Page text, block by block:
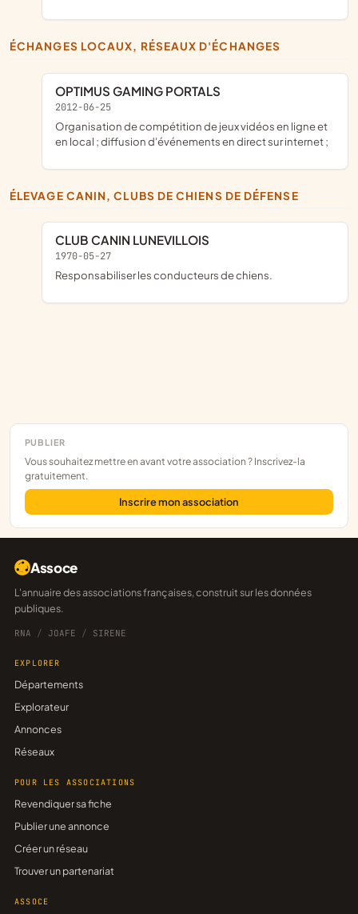
PUBLIER
Vous souhaitez mettre en avant votre association ? Inscrivez-la
gratuitement.
Inscrire mon association
ÉCHANGES LOCAUX, RÉSEAUX D'ÉCHANGES
OPTIMUS GAMING PORTALS
2012-06-25
organisation de compétition de jeux vidéos en ligne et
en local ; diffusion d'événements en direct sur internet ;
ÉLEVAGE CANIN, CLUBS DE CHIENS DE DÉFENSE
CLUB CANIN LUNEVILLOIS
1970-05-27
Responsabiliser les conducteurs de chiens.
Assoce
L'annuaire des associations françaises, construit sur les données
publiques.
RNA / JOAFE / SIRENE
EXPLORER
Départements
Explorateur
Annonces
Réseaux
POUR LES ASSOCIATIONS
Revendiquer sa fiche
Publier une annonce
Créer un réseau
Trouver un partenariat
ASSOCE